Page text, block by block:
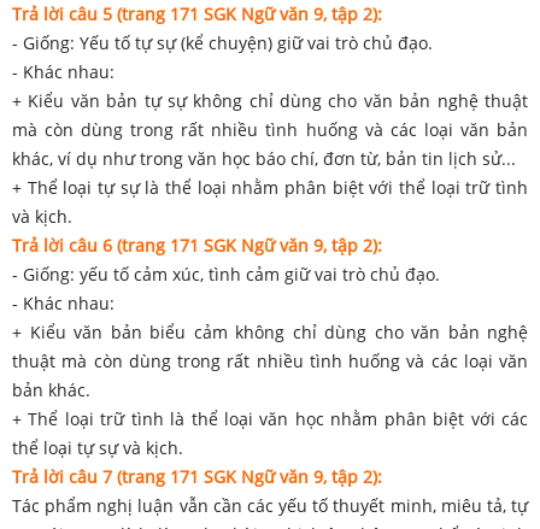
Trả lời câu 5 (trang 171 SGK Ngữ văn 9, tập 2):
- Giống: Yếu tố tự sự (kể chuyện) giữ vai trò chủ đạo.
- Khác nhau:
+ Kiểu văn bản tự sự không chỉ dùng cho văn bản nghệ thuật
mà còn dùng trong rất nhiều tình huống và các loại văn bản
khác, ví dụ như trong văn học báo chí, đơn từ, bản tin lịch sử...
+ Thể loại tự sự là thể loại nhằm phân biệt với thể loại trữ tình
và kịch.
Trả lời câu 6 (trang 171 SGK Ngữ văn 9, tập 2):
- Giống: yếu tố cảm xúc, tình cảm giữ vai trò chủ đạo.
- Khác nhau:
+ Kiểu văn bản biểu cảm không chỉ dùng cho văn bản nghệ
thuật mà còn dùng trong rất nhiều tình huống và các loại văn
bản khác.
+ Thể loại trữ tình là thể loại văn học nhằm phân biệt với các
thể loại tự sự và kịch.
Trả lời câu 7 (trang 171 SGK Ngữ văn 9, tập 2):
Tác phẩm nghị luận vẫn cần các yếu tố thuyết minh, miêu tả, tự